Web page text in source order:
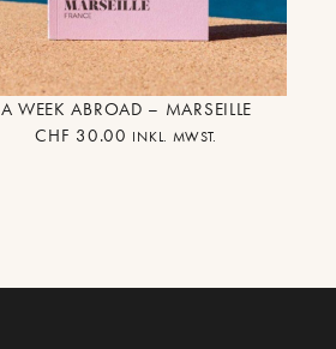
A WEEK ABROAD – MARSEILLE
CHF 30.00 INKL. MWST.